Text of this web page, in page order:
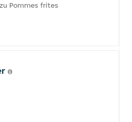
Pommes frites